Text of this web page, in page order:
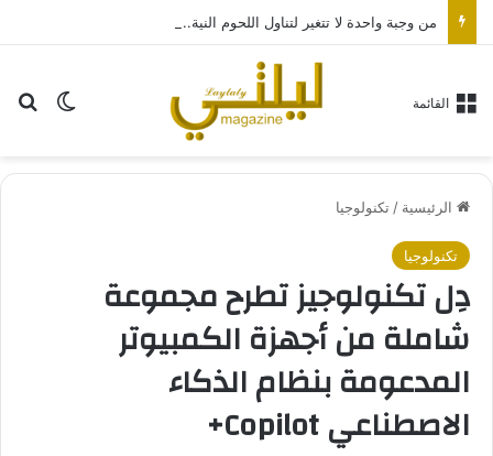
الوضع القائمة
الرئيسية /تكنولوجيا
تكنولوجيا
دِل تكنولوجيز تطرح مجموعة
شاملة من أجهزة الكمبيوتر
المدعومة بنظام الذكاء
الاصطناعي Copilot+